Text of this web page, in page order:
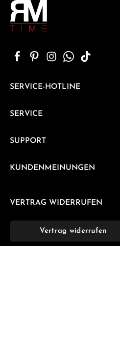
SERVICE-HOTLINE
SERVICE
SUPPORT
KUNDENMEINUNGEN
VERTRAG WIDERRUFEN
Vertrag widerrufen